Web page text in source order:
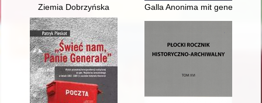
Ziemia Dobrzyńska Galla Anonima mit genezy